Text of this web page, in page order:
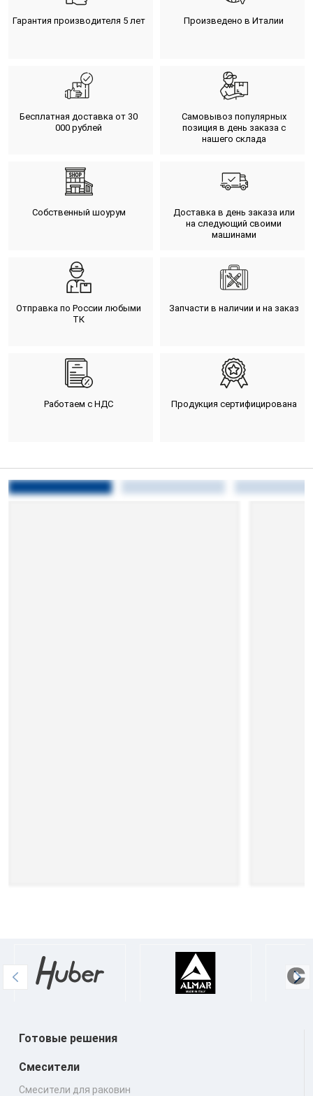
Гарантия производителя 5 лет Произведено в Италии
Бесплатная доставка от 30
000 рублей
Самовывоз популярных
позиция в день заказа с
нашего склада
Собственный шоурум
Доставка в день заказа или
на следующий своими
машинами
Отправка по России любыми
ТК
Запчасти в наличии и на заказ
Работаем с НДС Продукция сертифицирована
Готовые решения
Смесители
Смесители для раковин